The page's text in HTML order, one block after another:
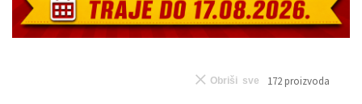
172 proizvoda
Obriši sve